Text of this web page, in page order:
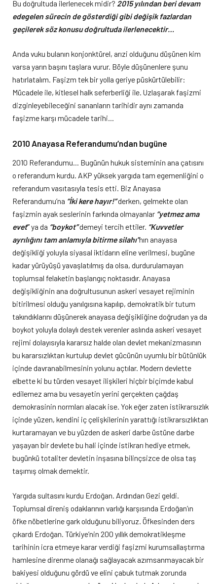
Bu doğrultuda ilerlenecek midir? 2015 yılından beri devam
edegelen sürecin de gösterdiği gibi değişik fazlardan
geçilerek söz konusu doğrultudailerlenecektir…
Anda vuku bulanın konjonktürel, arızi olduğunu düşünen kim
varsa yarın başını taşlara vurur. Böyle düşünenlere şunu
hatırlatalım. Faşizm tek bir yolla geriye püskürtülebilir:
Mücadele ile, kitlesel halk seferberliği ile. Uzlaşarak faşizmi
dizginleyebileceğini sananların tarihidir aynı zamanda
faşizme karşı mücadele tarihi…
2010 Anayasa Referandumu’ndan bugüne
2010 Referandumu… Bugünün hukuk sisteminin ana çatısını
o referandum kurdu. AKP yüksek yargıda tam egemenliğini o
referandum vasıtasıyla tesis etti. Biz Anayasa
Referandumu’na “İki kere hayır!”derken, gelmekte olan
faşizmin ayak seslerinin farkında olmayanlar “yetmez ama
evet”ya da “boykot”demeyi tercih ettiler. “Kuvvetler
ayrılığını tam anlamıyla bitirme silahı”nın anayasa
değişikliği yoluyla siyasal iktidarın eline verilmesi, bugüne
kadar yürüyüşü yavaşlatılmış da olsa, durdurulamayan
toplumsal felaketin başlangıç noktasıdır. Anayasa
değişikliğinin ana doğrultusunun askeri vesayet rejiminin
bitirilmesi olduğu yanılgısına kapılıp, demokratik bir tutum
takındıklarını düşünerek anayasa değişikliğine doğrudan ya da
boykot yoluyla dolaylı destek verenler aslında askeri vesayet
rejimi dolayısıyla kararsız halde olan devlet mekanizmasının
bu kararsızlıktan kurtulup devlet gücünün uyumlu bir bütünlük
içinde davranabilmesinin yolunu açtılar. Modern devlette
elbette ki bu türden vesayet ilişkileri hiçbir biçimde kabul
edilemez ama bu vesayetin yerini gerçekten çağdaş
demokrasinin normları alacak ise. Yok eğer zaten istikrarsızlık
içinde yüzen, kendini iç çelişkilerinin yarattığı istikrarsızlıktan
kurtaramayan ve bu yüzden de askeri darbe üstüne darbe
yaşayan bir devlete bu hali içinde istikrarı hediye etmek,
bugünkü totaliter devletin inşasına bilinçsizce de olsa taş
taşımış olmak demektir.
Yargıda sultasını kurdu Erdoğan. Ardından Gezi geldi.
Toplumsal direniş odaklarının varlığı karşısında Erdoğan’ın
öfke nöbetlerine gark olduğunu biliyoruz. Öfkesinden ders
çıkardı Erdoğan. Türkiye’nin 200 yıllık demokratikleşme
tarihinin icra etmeye karar verdiği faşizmi kurumsallaştırma
hamlesine direnme olanağı sağlayacak azımsanmayacak bir
bakiyesi olduğunu gördü ve elini çabuk tutmak zorunda